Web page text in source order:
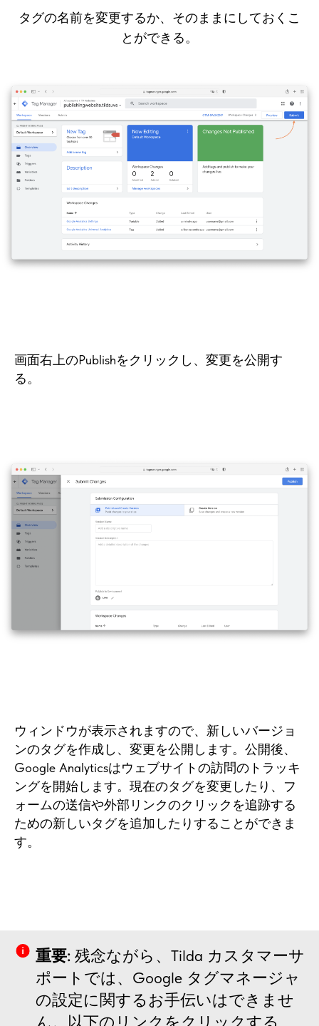
タグの名前を変更するか、そのままにしておくこ
とができる。
画面右上のPublishをクリックし、変更を公開す
る。
ウィンドウが表示されますので、新しいバージョ
ンのタグを作成し、変更を公開します。公開後、
Google Analyticsはウェブサイトの訪問のトラッキ
ングを開始します。現在のタグを変更したり、フ
ォームの送信や外部リンクのクリックを追跡する
ための新しいタグを追加したりすることができま
す。
重要: 残念ながら、Tilda カスタマーサ
ポートでは、Google タグマネージャ
の設定に関するお手伝いはできませ
ん。以下のリンクをクリックする